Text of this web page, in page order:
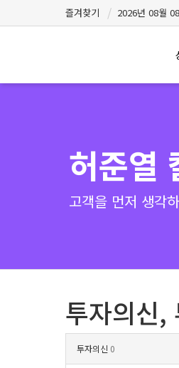
즐겨찾기 2026년 08월
허준열
고객을 먼저 생각
투자의신,
투자의신 0